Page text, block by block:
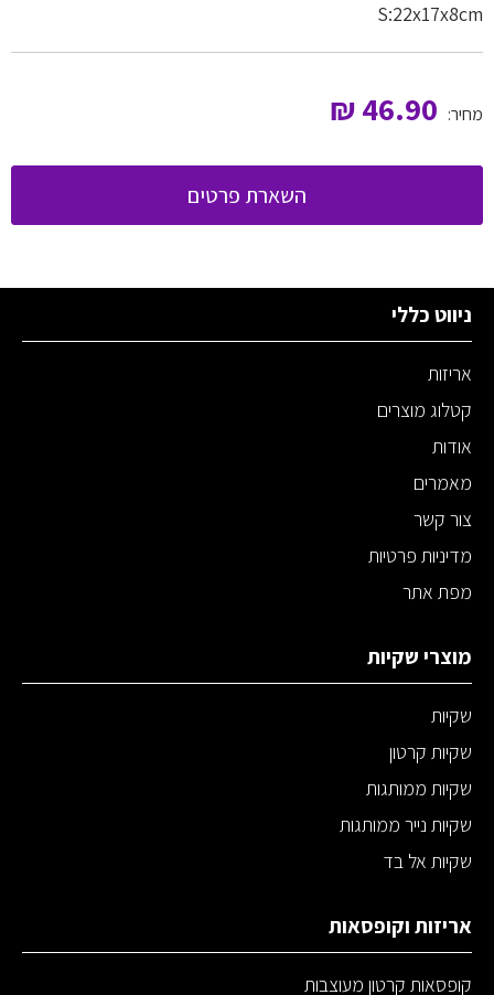
S:22x17x8cm
מחיר: 46.90
₪
השארת פרטים
ניווט כללי
אריזות
קטלוג מוצרים
אודות
מאמרים
צור קשר
מדיניות פרטיות
מפת אתר
מוצרי שקיות
שקיות
שקיות קרטון
שקיות ממותגות
שקיות נייר ממותגות
שקיות אל בד
אריזות וקופסאות
קופסאות קרטון מעוצבות